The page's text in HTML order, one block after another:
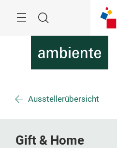
Suche
Ausstellerübersicht
Gift & Home